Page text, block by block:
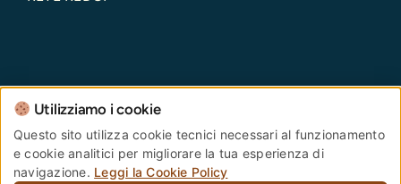
Comune di Pistoia – Piazza del Duomo, 1 – 51100 –
Pistoia – Codice Fiscale: 00108690470 Partita IVA:
Utilizziamo i cookie
Questo sito utilizza cookie tecnici necessari al funzionamento
e cookie analitici per migliorare la tua esperienza di
navigazione. Leggi la Cookie Policy